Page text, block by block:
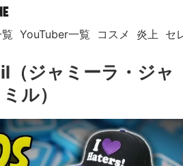
YouTuber一覧 コスメ 炎上 セ
ジャミーラ・ジャ
ミル）